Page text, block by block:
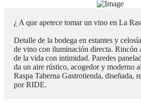
¿ A que apetece tomar un vino en La
Detalle de la bodega en estantes y
de vino con iluminación directa. Rincón
de la vida con intimidad. Paredes
da un aire rústico, acogedor y moderno
Raspa Taberna Gastrotienda, diseñada,
por RIDE.